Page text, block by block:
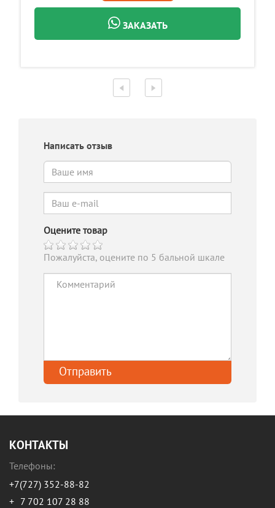
ЗАКАЗАТЬ
Написать отзыв
Оцените товар
Пожалуйста, оцените по 5 бальной шкале
КОНТАКТЫ
Телефоны:
+7(727) 352-88-82
+ 7 702 107 28 88